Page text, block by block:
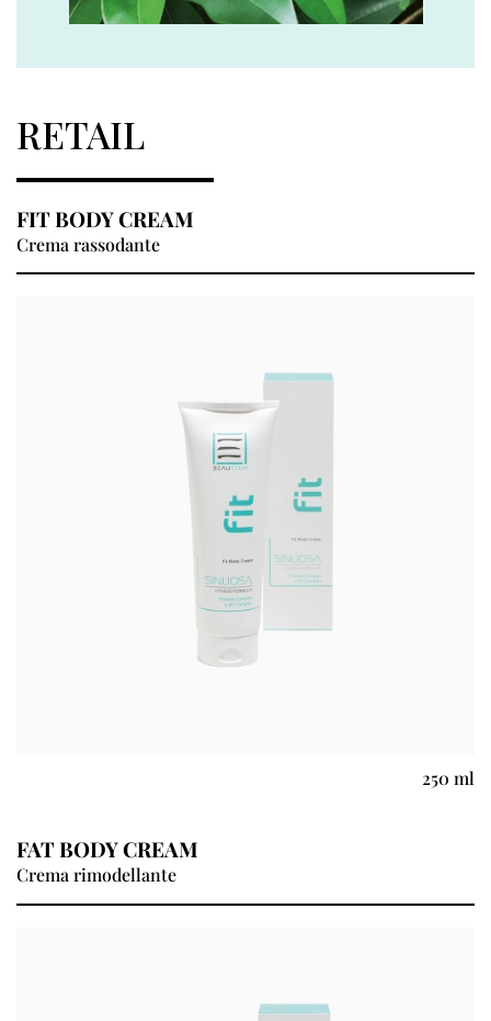
RETAIL
FIT BODY CREAM
Crema rassodante
250 ml
FAT BODY CREAM
Crema rimodellante